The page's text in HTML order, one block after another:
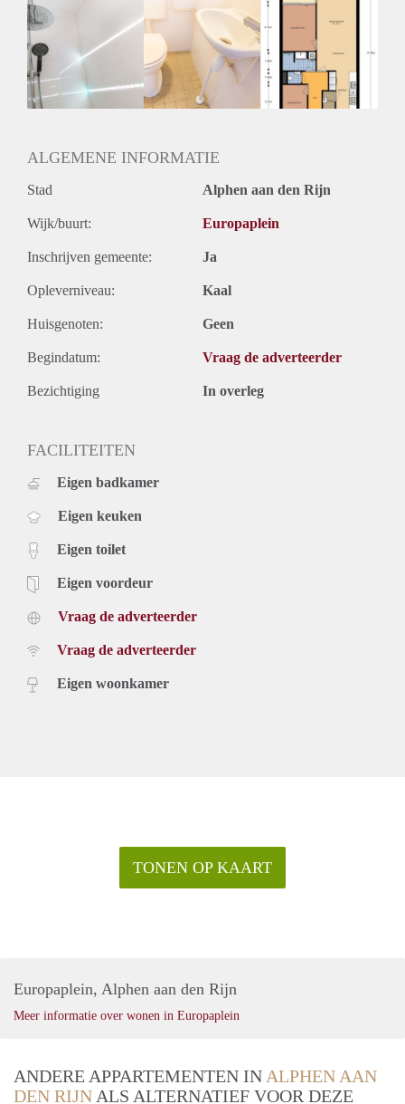
Kaal
ALGEMENE INFORMATIE
Stad Alphen aan den Rijn
Wijk/buurt: Europaplein
Inschrijven gemeente: Ja
Opleverniveau: Kaal
Huisgenoten: Geen
Begindatum: Vraag de adverteerder
Bezichtiging In overleg
FACILITEITEN
Eigen badkamer
Eigen keuken
Eigen toilet
Eigen voordeur
Vraag de adverteerder
Vraag de adverteerder
Eigen woonkamer
TONEN OP KAART
Europaplein, Alphen aan den Rijn
Meer informatie over wonen in Europaplein
ANDERE APPARTEMENTEN IN ALPHEN AAN
DEN RIJN ALS ALTERNATIEF VOOR DEZE